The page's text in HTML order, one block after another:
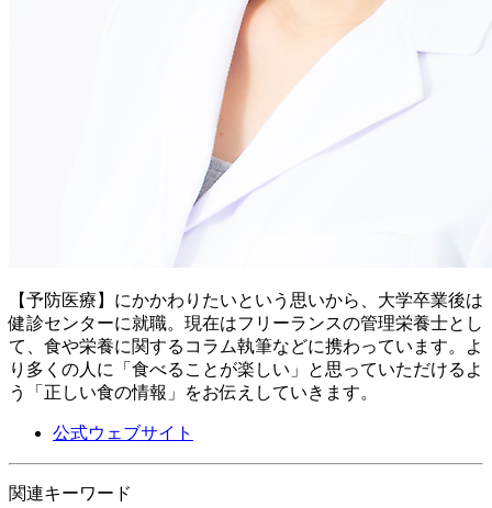
【予防医療】にかかわりたいという思いから、大学卒業後は
健診センターに就職。現在はフリーランスの管理栄養士とし
て、食や栄養に関するコラム執筆などに携わっています。よ
り多くの人に「食べることが楽しい」と思っていただけるよ
う「正しい食の情報」をお伝えしていきます。
公式ウェブサイト
関連キーワード